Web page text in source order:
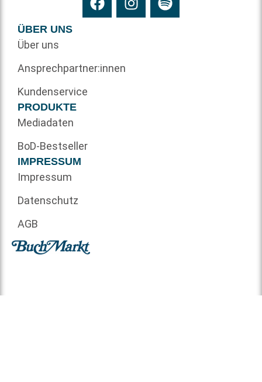
ÜBER UNS
Über uns
Ansprechpartner:innen
Kundenservice
PRODUKTE
Mediadaten
BoD-Bestseller
IMPRESSUM
Impressum
Datenschutz
AGB